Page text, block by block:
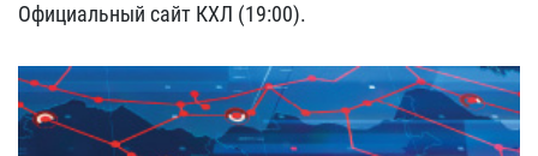
Официальный сайт КХЛ (19:00).